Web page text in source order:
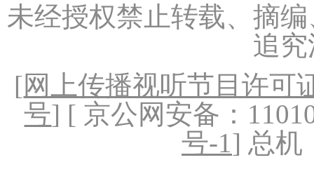
未经授权禁止转载、摘
追
[网上传播视听节目许可
号] [ 京公网安备：
号-1] 总机